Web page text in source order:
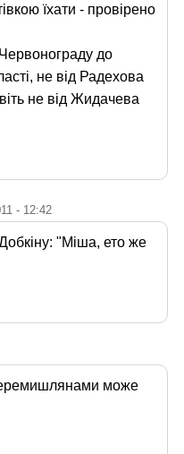
їхати - провірено
до
не від Радехова
не від Жидачева
- 12:42
"Міша, ето же
може